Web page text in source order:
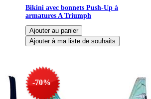
Bikini avec bonnets Push-Up à
armatures A Triumph
-70%